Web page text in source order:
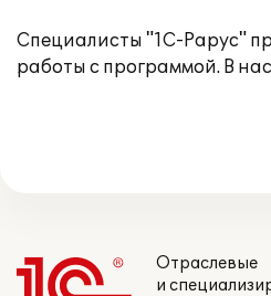
Специалисты "1С-Рарус"
работы с программой. В
Отраслевые
и